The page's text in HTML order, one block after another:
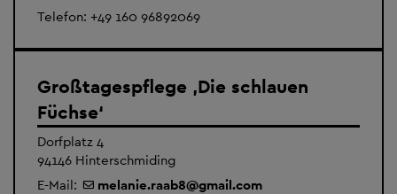
Telefon: +49 160 96892069
Großtagespflege ‚Die schlauen
Füchse‘
Dorfplatz 4
94146 Hinterschmiding
E-Mail:
melanie.raab8@gmail.com